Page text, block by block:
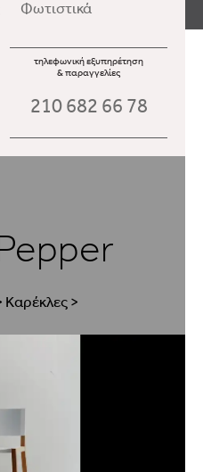
Φωτιστικά
τηλεφωνική εξυπηρέτηση
& παραγγελίες
210 682 66 78
Καρέκλες>